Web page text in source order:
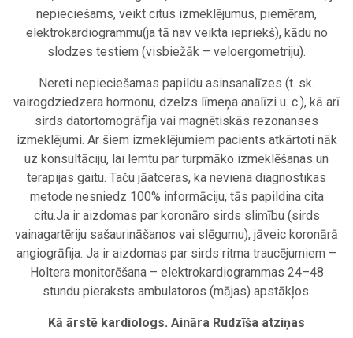
nepieciešams, veikt citus izmeklējumus, piemēram,
elektrokardiogrammu(ja tā nav veikta iepriekš), kādu no
slodzes testiem (visbiežāk – veloergometriju).
Nereti nepieciešamas papildu asinsanalīzes (t. sk.
vairogdziedzera hormonu, dzelzs līmeņa analīzi u. c.), kā arī
sirds datortomogrāfija vai magnētiskās rezonanses
izmeklējumi. Ar šiem izmeklējumiem pacients atkārtoti nāk
uz konsultāciju, lai lemtu par turpmāko izmeklēšanas un
terapijas gaitu. Taču jāatceras, ka neviena diagnostikas
metode nesniedz 100% informāciju, tās papildina cita
citu.Ja ir aizdomas par koronāro sirds slimību (sirds
vainagartēriju sašaurināšanos vai slēgumu), jāveic koronārā
angiogrāfija. Ja ir aizdomas par sirds ritma traucējumiem –
Holtera monitorēšana – elektrokardiogrammas 24–48
stundu pieraksts ambulatoros (mājas) apstākļos.
Kā ārstē kardiologs. Aināra Rudzīša atziņas